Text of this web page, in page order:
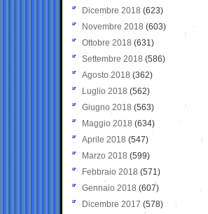
Dicembre 2018 (623)
Novembre 2018 (603)
Ottobre 2018 (631)
Settembre 2018 (586)
Agosto 2018 (362)
Luglio 2018 (562)
Giugno 2018 (563)
Maggio 2018 (634)
Aprile 2018 (547)
Marzo 2018 (599)
Febbraio 2018 (571)
Gennaio 2018 (607)
Dicembre 2017 (578)